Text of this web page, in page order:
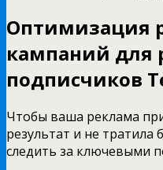
Оптимизация
кампаний для
подписчиков
Чтобы ваша реклама
результат и не
следить за ключевыми